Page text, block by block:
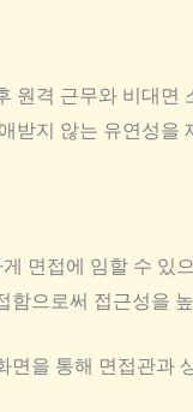
원격 근무와 비대면
받지 않는 유연성을
면접에 임할 수 있
으로써 접근성을
을 통해 면접관과